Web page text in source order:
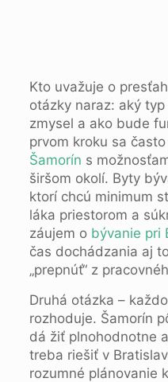
Kto uvažuje o
otázky naraz: aký
zmysel a ako bude
prvom kroku sa
Šamorín s
širšom okolí. Byty
ktorí chcú minimum
láka priestorom a
záujem o bývanie pri
čas dochádzania aj
„prepnúť“ z
Druhá otázka –
rozhoduje. Šamorín
dá žiť plnohodnotne
treba riešiť v
rozumné plánovanie